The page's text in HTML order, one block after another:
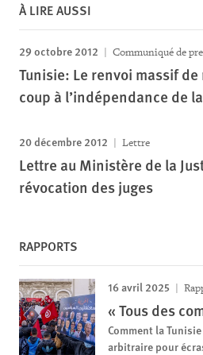
À LIRE AUSSI
29 octobre 2012 Communiqué de
Tunisie: Le renvoi massif
coup à l’indépendance de
20 décembre 2012 Lettre
Lettre au Ministère de la
révocation des juges
RAPPORTS
16 avril 2025
« Tous des
Comment la
arbitraire pour